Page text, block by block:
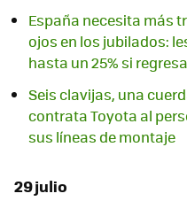
España necesita más
ojos en los jubilados:
hasta un 25% si
Seis clavijas, una
contrata Toyota al
sus líneas de montaje
29 julio